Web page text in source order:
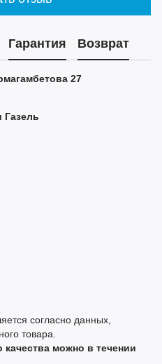
Гарантия Возврат
27
Газель
согласно данных,
товара.
можно в течении